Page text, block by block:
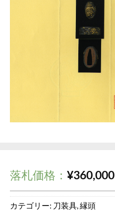
落札価格： ¥360,000
カテゴリー: 刀装具,縁頭